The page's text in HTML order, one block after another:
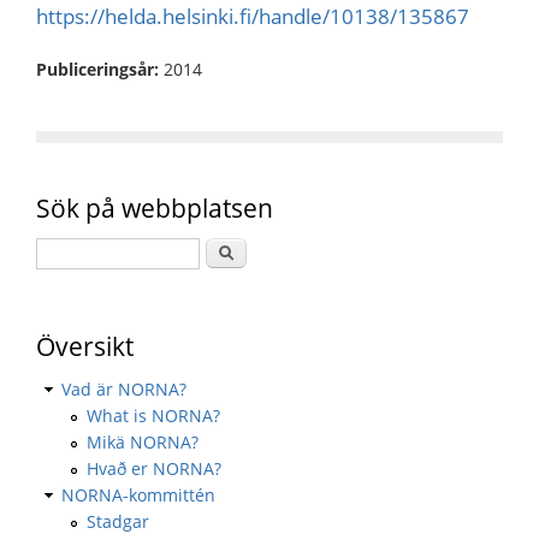
https://helda.helsinki.fi/handle/10138/135867
Publiceringsår: 2014
Sök på webbplatsen
Översikt
Vad är NORNA?
What is NORNA?
Mikä NORNA?
Hvað er NORNA?
NORNA-kommittén
Stadgar